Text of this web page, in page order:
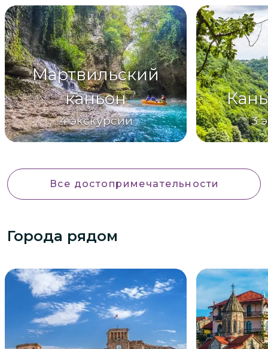
Мартвильский
каньон
4 экскурсии 3
Все достопримечательности
Города рядом